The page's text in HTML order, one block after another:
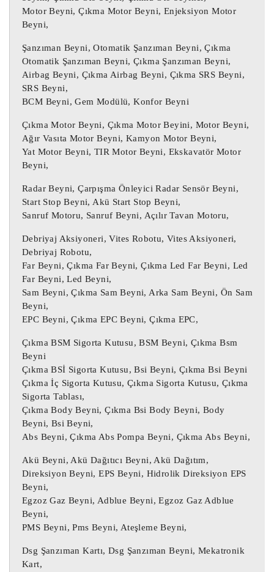
7700103919 Motor Beyni / 7700103919
Motor Beyni
ÇIKMA PARÇA : Daha önce kullanılmış bir
öğe.
Üründe bazı kozmetik aşınma izleri
bulunabilir ancak tamamen çalışır
çalışmaktadır.
Yukarıdaki tabloda yer alan parça
numarası parçanızın numarası ile aynı
çalışmayacaktır.
Oto beyni, Oto beyinci, Abs beyni, Çıkma
Abs beyni,
Çıkma Motor Beyni, Çıkma Oto beyin,
Çıkma Motor beyini, Çıkma Oto beyni,
Çıkma Oto beyinci,
Motor Beyni, Çıkma Motor Beyni,
Şanzıman Beyni, Otomatik Şanzıman Beyni,
Çıkma Otomatik Şanzıman Beyni, Çıkma
Şanzıman Beyni,
Airbag Beyni, Çıkma Airbag Beyni, Çıkma
SRS Beyni, SRS Beyni,
Çıkma Motor Beyni, Çıkma Motor Beyini,
Motor Beyni,
Ağır Vasıta Motor Beyni, Kamyon Motor
Beyni,
Ekskavatör Motor Beyni,
Motor Beyni, Çıkma Motor Beyni, Enjeksiyon Motor
Beyni,
Şanzıman Beyni, Otomatik Şanzıman Beyni, Çıkma
Otomatik Şanzıman Beyni, Çıkma Şanzıman Beyni,
Airbag Beyni, Çıkma Airbag Beyni, Çıkma SRS Beyni,
SRS Beyni,
BCM Beyni, Gem Modülü, Konfor Beyni
Çıkma Motor Beyni, Çıkma Motor Beyini, Motor Beyni,
Ağır Vasıta Motor Beyni, Kamyon Motor Beyni,
Yat Motor Beyni, TIR Motor Beyni, Ekskavatör Motor
Beyni,
Radar Beyni, Çarpışma Önleyici Radar Sensör Beyni,
Start Stop Beyni, Akü Start Stop Beyni,
Sanruf Motoru, Sanruf Beyni, Açılır Tavan Motoru,
Debriyaj Aksiyoneri, Vites Robotu, Vites Aksiyoneri,
Debriyaj Robotu,
Far Beyni, Çıkma Far Beyni, Çıkma Led Far Beyni, Led
Far Beyni, Led Beyni,
Sam Beyni, Çıkma Sam Beyni, Arka Sam Beyni, Ön Sam
Beyni,
EPC Beyni, Çıkma EPC Beyni, Çıkma EPC,
Çıkma BSM Sigorta Kutusu, BSM Beyni, Çıkma Bsm
Beyni
Çıkma BSİ Sigorta Kutusu, Bsi Beyni, Çıkma Bsi Beyni
Çıkma İç Sigorta Kutusu, Çıkma Sigorta Kutusu, Çıkma
Sigorta Tablası,
Çıkma Body Beyni, Çıkma Bsi Body Beyni, Body
Beyni, Bsi Beyni,
Abs Beyni, Çıkma Abs Pompa Beyni, Çıkma Abs Beyni,
Akü Beyni, Akü Dağıtıcı Beyni, Akü Dağıtım,
Direksiyon Beyni, EPS Beyni, Hidrolik Direksiyon EPS
Beyni,
Egzoz Gaz Beyni, Adblue Beyni, Egzoz Gaz Adblue
Beyni,
PMS Beyni, Pms Beyni, Ateşleme Beyni,
Dsg Şanzıman Kartı, Dsg Şanzıman Beyni, Mekatronik
Kart,